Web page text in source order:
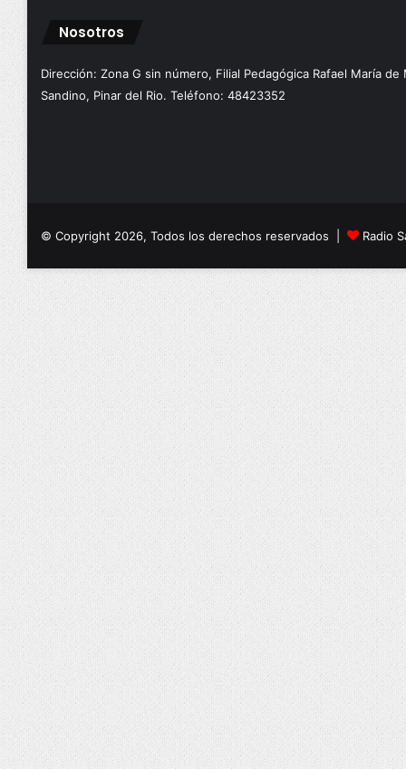
Nosotros
Dirección: Zona G sin número, Filial Pedagógica Rafael María de
Sandino, Pinar del Rio. Teléfono: 48423352
© Copyright 2026, Todos los derechos reservados | Radio